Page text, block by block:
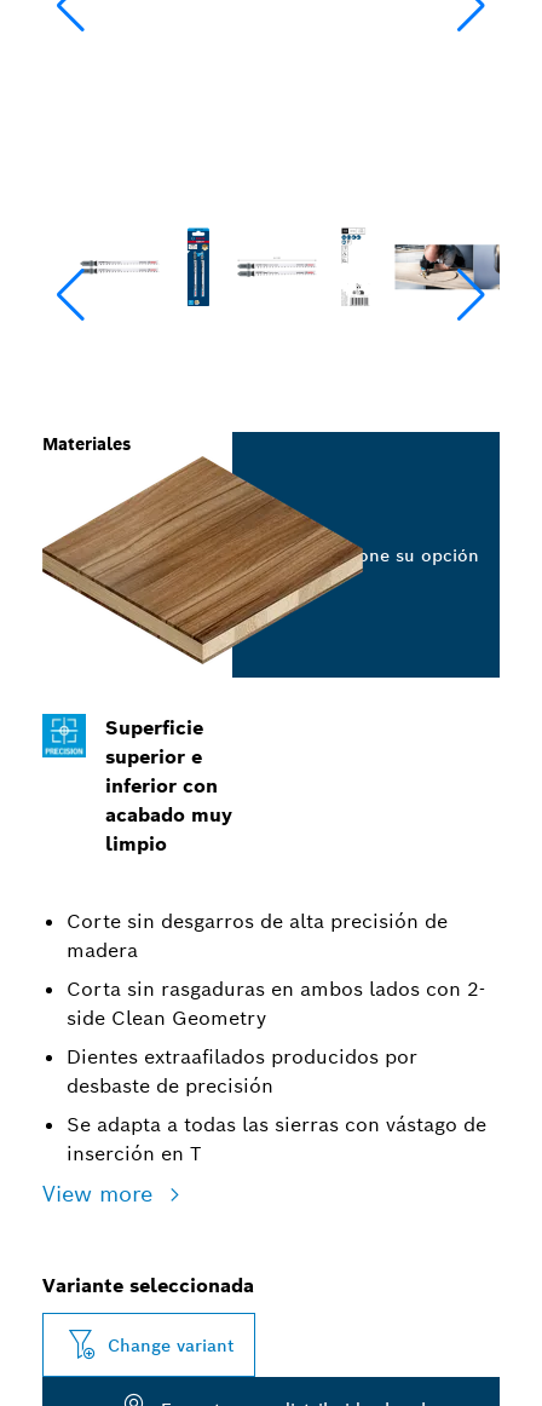
Superficie
superior e
inferior con
acabado muy
limpio
Corte sin desgarros de alta precisión de
madera
Corta sin rasgaduras en ambos lados con 2-
side Clean Geometry
Dientes extraafilados producidos por
desbaste de precisión
Se adapta a todas las sierras con vástago de
inserción en T
View more
Materiales
Seleccione su opción
Variante seleccionada
Change variant